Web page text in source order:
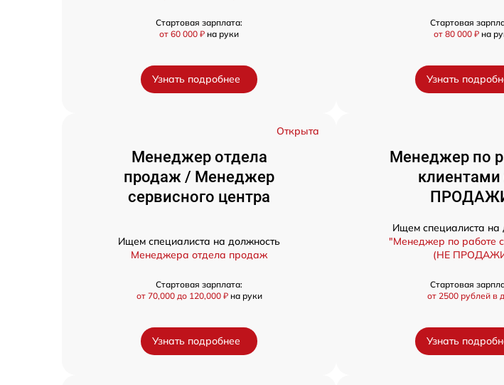
Стартовая зарплата:
от 60 000 ₽ на руки
Узнать подробнее
Стартовая
от 80 000 ₽ на
Узнать
Открыта
Менеджер отдела
продаж / Менеджер
сервисного центра
Ищем специалиста на должность
Менеджера отдела продаж
Стартовая зарплата:
от 70,000 до 120,000 ₽ на руки
Узнать подробнее
Менеджер по
Ищем специалиста на
"Менеджер по работе
(НЕ
Стартовая
от 2500 рублей в
Узнать